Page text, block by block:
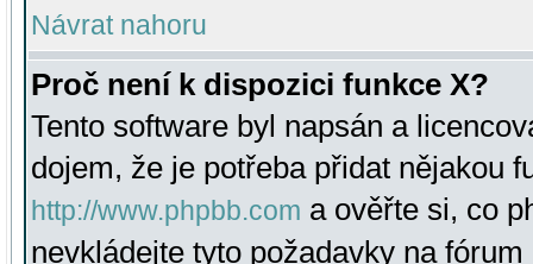
Návrat nahoru
Proč není k dispozici funkce X?
Tento software byl napsán a
dojem, že je potřeba přidat nějakou
http://www.phpbb.com a ověřte si, co
nevkládejte tyto požadavky na